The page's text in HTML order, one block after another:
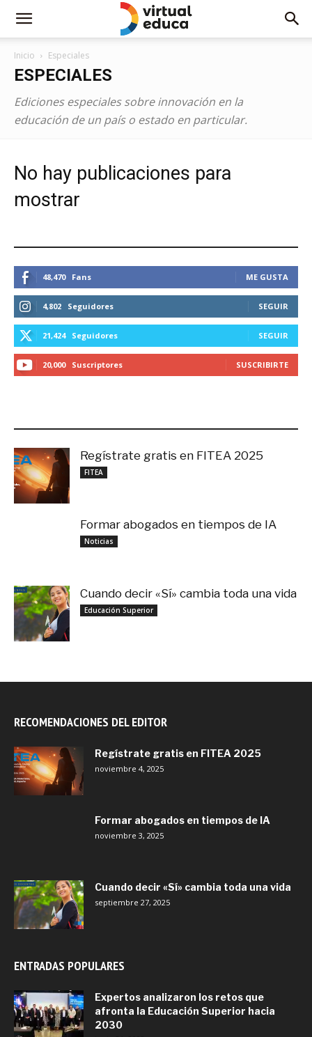
Inicio Especiales
ESPECIALES
Ediciones especiales sobre innovación en la
educación de un país o estado en particular.
No hay publicaciones para
mostrar
48,470 Fans ME GUSTA
4,802 Seguidores SEGUIR
21,424 Seguidores SEGUIR
20,000 Suscriptores SUSCRIBIRTE
Regístrate gratis en FITEA 2025
FITEA
Formar abogados en tiempos de IA
Noticias
Cuando decir «Sí» cambia toda una vida
Educación Superior
RECOMENDACIONES DEL EDITOR
Regístrate gratis en FITEA 2025
noviembre 4, 2025
Formar abogados en tiempos de IA
noviembre 3, 2025
Cuando decir «Sí» cambia toda una vida
septiembre 27, 2025
ENTRADAS POPULARES
Expertos analizaron los retos que
afronta la Educación Superior hacia
2030